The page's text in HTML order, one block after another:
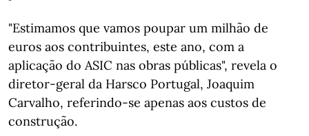
"Estimamos que vamos poupar um milhão de
euros aos contribuintes, este ano, com a
aplicação do ASIC nas obras públicas", revela o
diretor-geral da Harsco Portugal, Joaquim
Carvalho, referindo-se apenas aos custos de
construção.